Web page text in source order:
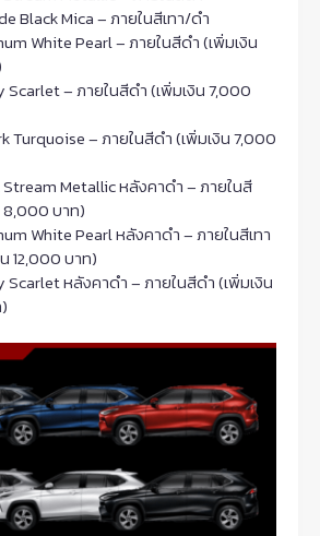
Black Mica – ภายในสีเทา/ดำ
White Pearl – ภายในสีดำ (เพิ่มเงิน
Scarlet – ภายในสีดำ (เพิ่มเงิน 7,000
Turquoise – ภายในสีดำ (เพิ่มเงิน 7,000
Stream Metallic หลังคาดำ – ภายในสี
8,000 บาท)
White Pearl หลังคาดำ – ภายในสีเทา
12,000 บาท)
Scarlet หลังคาดำ – ภายในสีดำ (เพิ่มเงิน